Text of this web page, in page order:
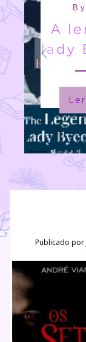
Publicado por